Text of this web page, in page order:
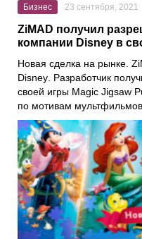
Бизнес 23 сентября, 2021
ZiMAD получил
компании Disney в
Новая сделка на рынке.
Disney . Разработчик
своей игры Magic Jigsaw
по мотивам мультфильмов